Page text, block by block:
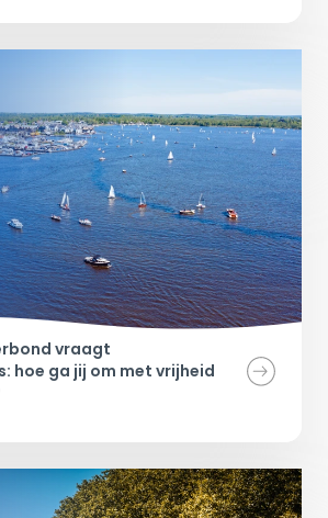
vraagt
hoe ga jij om met vrijheid